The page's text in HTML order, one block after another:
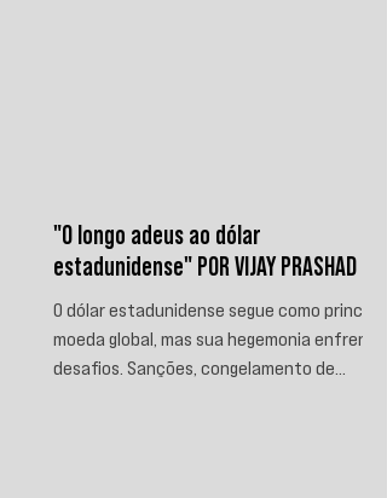
"O longo adeus ao dólar
estadunidense" POR VIJAY PRASHAD
O dólar estadunidense segue como principal
moeda global, mas sua hegemonia enfrenta
desafios. Sanções, congelamento de